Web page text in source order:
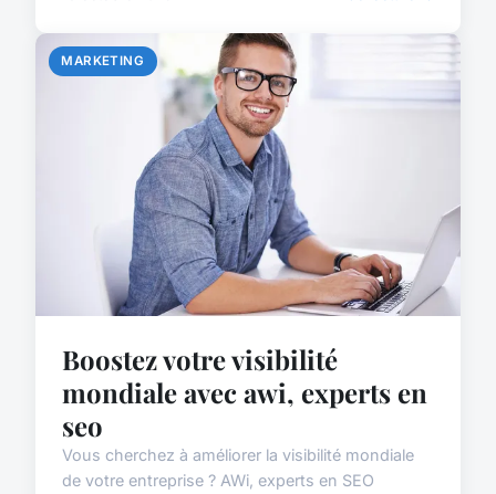
MARKETING
Boostez votre visibilité
mondiale avec awi, experts en
seo
Vous cherchez à améliorer la visibilité mondiale
de votre entreprise ? AWi, experts en SEO